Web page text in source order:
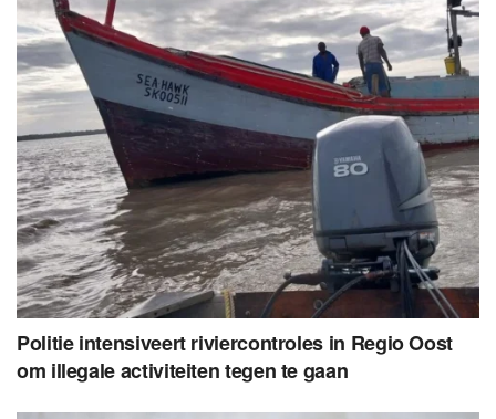
Politie intensiveert riviercontroles in Regio Oost
om illegale activiteiten tegen te gaan